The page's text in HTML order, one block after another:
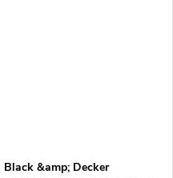
Black &amp; Decker